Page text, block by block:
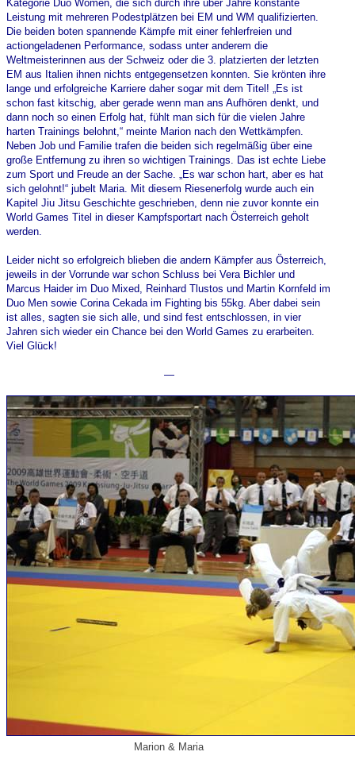
Kategorie Duo Women, die sich durch ihre über Jahre konstante
Leistung mit mehreren Podestplätzen bei EM und WM qualifizierten.
Die beiden boten spannende Kämpfe mit einer fehlerfreien und
actiongeladenen Performance, sodass unter anderem die
Weltmeisterinnen aus der Schweiz oder die 3. platzierten der letzten
EM aus Italien ihnen nichts entgegensetzen konnten. Sie krönten ihre
lange und erfolgreiche Karriere daher sogar mit dem Titel! „Es ist
schon fast kitschig, aber gerade wenn man ans Aufhören denkt, und
dann noch so einen Erfolg hat, fühlt man sich für die vielen Jahre
harten Trainings belohnt,“ meinte Marion nach den Wettkämpfen.
Neben Job und Familie trafen die beiden sich regelmäßig über eine
große Entfernung zu ihren so wichtigen Trainings. Das ist echte Liebe
zum Sport und Freude an der Sache. „Es war schon hart, aber es hat
sich gelohnt!“ jubelt Maria. Mit diesem Riesenerfolg wurde auch ein
Kapitel Jiu Jitsu Geschichte geschrieben, denn nie zuvor konnte ein
World Games Titel in dieser Kampfsportart nach Österreich geholt
werden.
Leider nicht so erfolgreich blieben die andern Kämpfer aus Österreich,
jeweils in der Vorrunde war schon Schluss bei Vera Bichler und
Marcus Haider im Duo Mixed, Reinhard Tlustos und Martin Kornfeld im
Duo Men sowie Corina Cekada im Fighting bis 55kg. Aber dabei sein
ist alles, sagten sie sich alle, und sind fest entschlossen, in vier
Jahren sich wieder ein Chance bei den World Games zu erarbeiten.
Viel Glück!
—
Marion & Maria